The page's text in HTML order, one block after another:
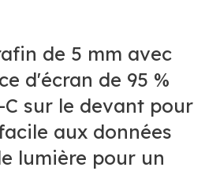
de 5 mm avec
d'écran de 95 %
C sur le devant pour
aux données
lumière pour un